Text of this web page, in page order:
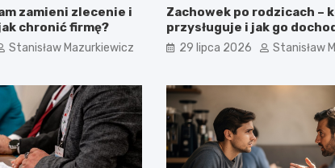
zamieni zlecenie i
chronić firmę?
Stanisław Mazurkiewicz
Zachowek po rodzicach –
przysługuje i jak go
29 lipca 2026 Stanisław